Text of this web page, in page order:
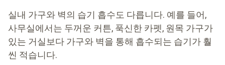
실내 가구와 벽의 습기 흡수도 다릅니다. 예를 들어,
사무실에서는 두꺼운 커튼, 푹신한 카펫, 원목 가구가
있는 거실보다 가구와 벽을 통해 흡수되는 습기가 훨
씬 적습니다.